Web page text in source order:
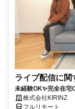
ライブ配信に関
未経験OK✨完全在宅
株式会社KIRINZ
フルリモート